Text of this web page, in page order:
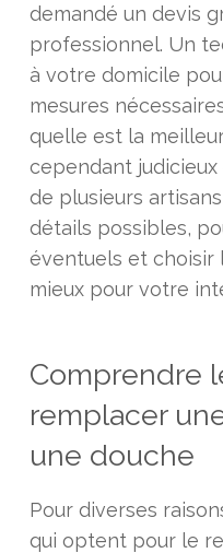
demandé un devis
professionnel. Un
à votre domicile
mesures
quelle est la
cependant
de plusieurs
détails possibles,
éventuels et choisir
mieux pour votre
Comprendre
remplacer
une douche
Pour diverses
qui optent pour le